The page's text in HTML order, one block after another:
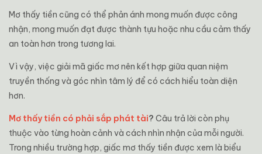
Mơ thấy tiền cũng có thể phản ánh mong muốn được công
nhận, mong muốn đạt được thành tựu hoặc nhu cầu cảm thấy
an toàn hơn trong tương lai.
Vì vậy, việc giải mã giấc mơ nên kết hợp giữa quan niệm
truyền thống và góc nhìn tâm lý để có cách hiểu toàn diện
hơn.
Mơ thấy tiền có phải sắp phát tài? Câu trả lời còn phụ
thuộc vào từng hoàn cảnh và cách nhìn nhận của mỗi người.
Trong nhiều trường hợp, giấc mơ thấy tiền được xem là biểu